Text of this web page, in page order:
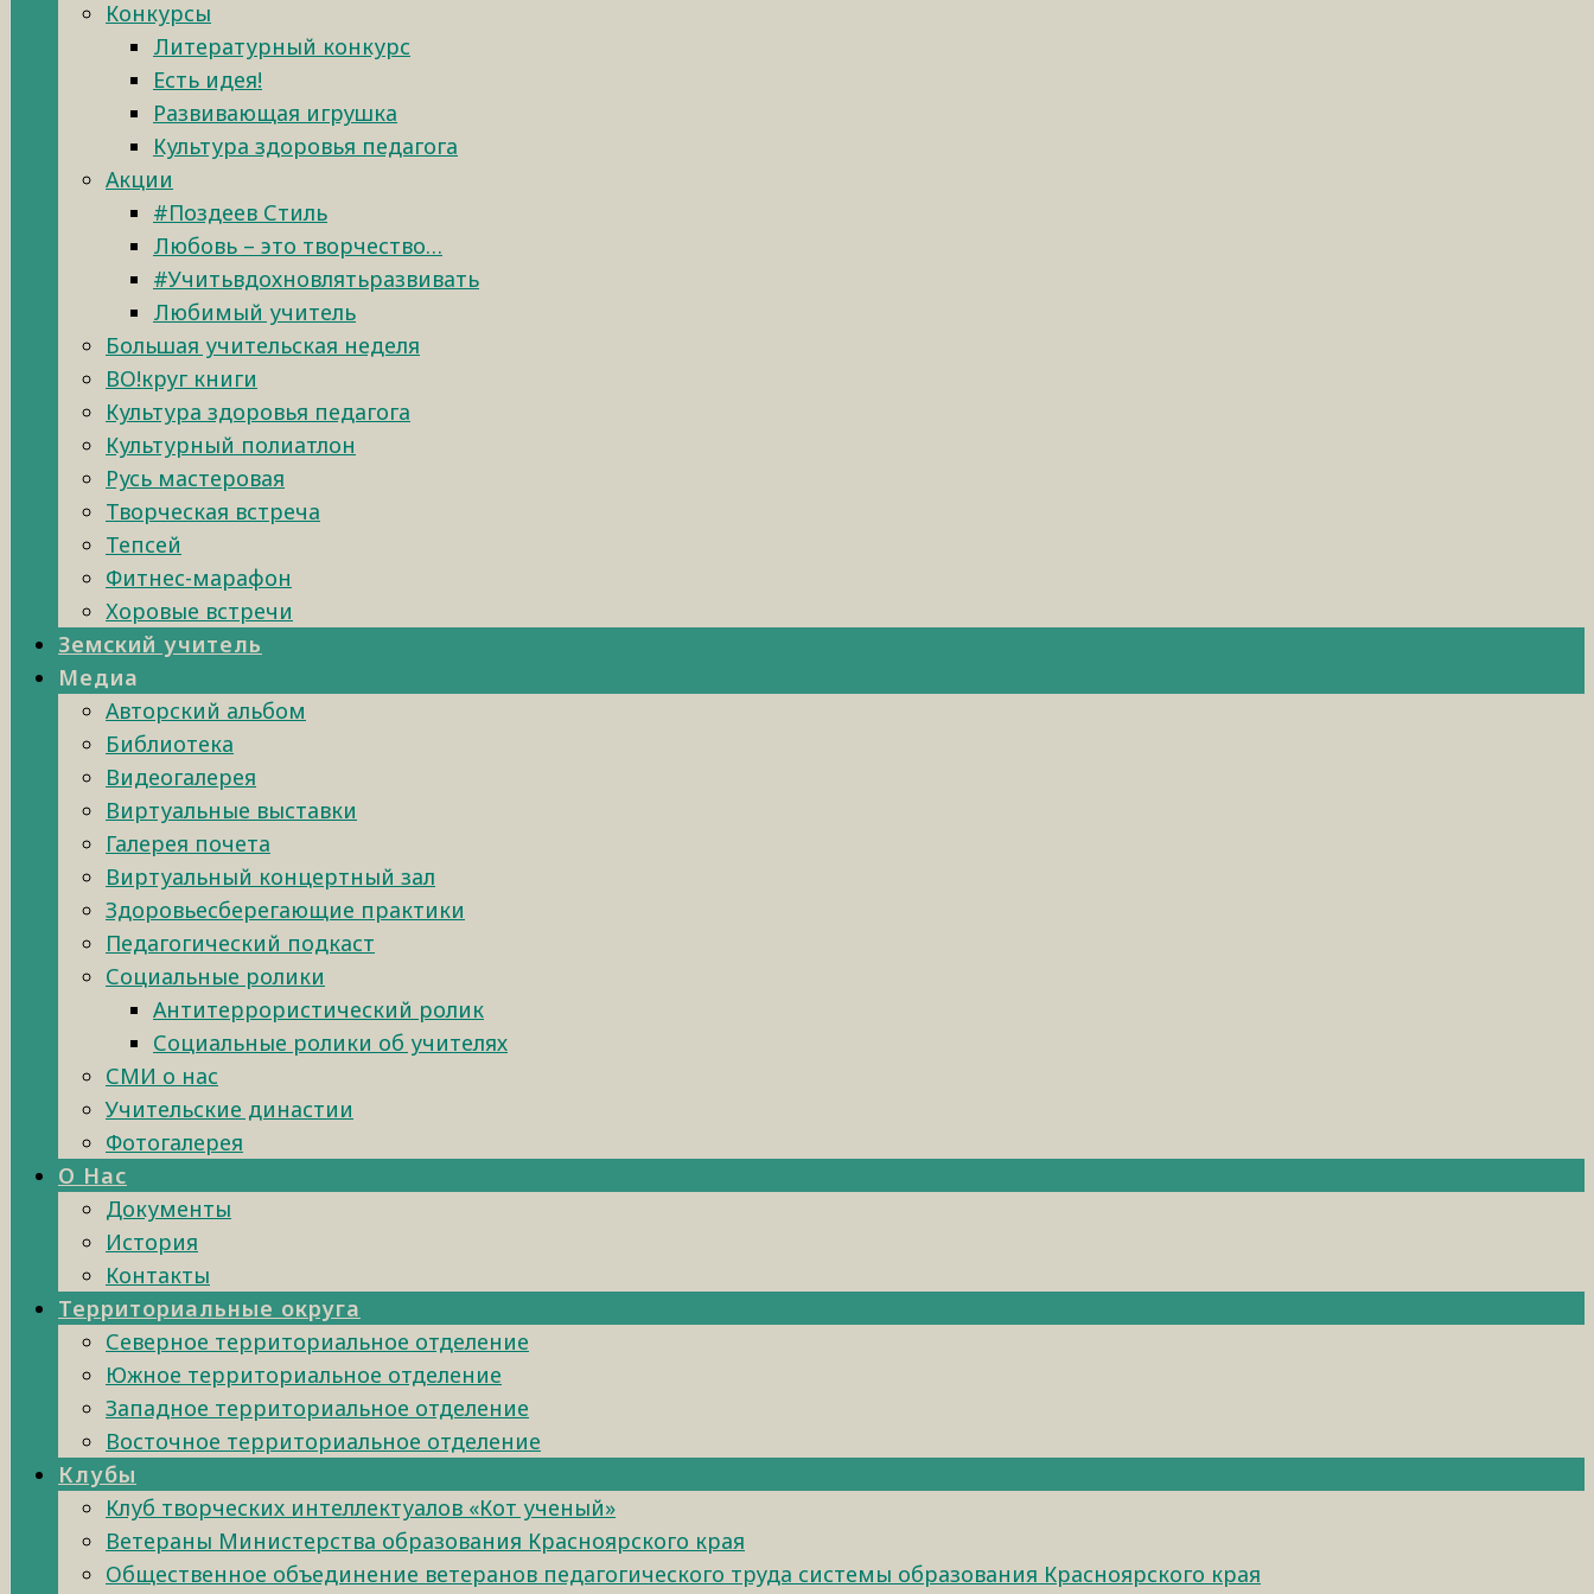
Конкурсы
Литературный конкурс
Есть идея!
Развивающая игрушка
Культура здоровья педагога
Акции
#Поздеев Стиль
Любовь – это творчество…
#Учитьвдохновлятьразвивать
Любимый учитель
Большая учительская неделя
ВО!круг книги
Культура здоровья педагога
Культурный полиатлон
Русь мастеровая
Творческая встреча
Тепсей
Фитнес-марафон
Хоровые встречи
Земский учитель
Медиа
Авторский альбом
Библиотека
Видеогалерея
Виртуальные выставки
Галерея почета
Виртуальный концертный зал
Здоровьесберегающие практики
Педагогический подкаст
Социальные ролики
Антитеррористический ролик
Социальные ролики об учителях
СМИ о нас
Учительские династии
Фотогалерея
О Нас
Документы
История
Контакты
Территориальные округа
Северное территориальное отделение
Южное территориальное отделение
Западное территориальное отделение
Восточное территориальное отделение
Клубы
Клуб творческих интеллектуалов «Кот ученый»
Ветераны Министерства образования Красноярского края
Общественное объединение ветеранов педагогического труда системы образования Красноярского края